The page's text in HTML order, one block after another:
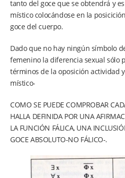
tanto del goce que se obtendrá y
místico colocándose en la
goce del cuerpo.
Dado que no hay ningún símbolo
femenino la diferencia sexual sólo
términos de la oposición actividad
místico-
COMO SE PUEDE COMPROBAR
HALLA DEFINIDA POR UNA
LA FUNCIÓN FÁLICA, UNA
GOCE ABSOLUTO-NO FÁLICO-.